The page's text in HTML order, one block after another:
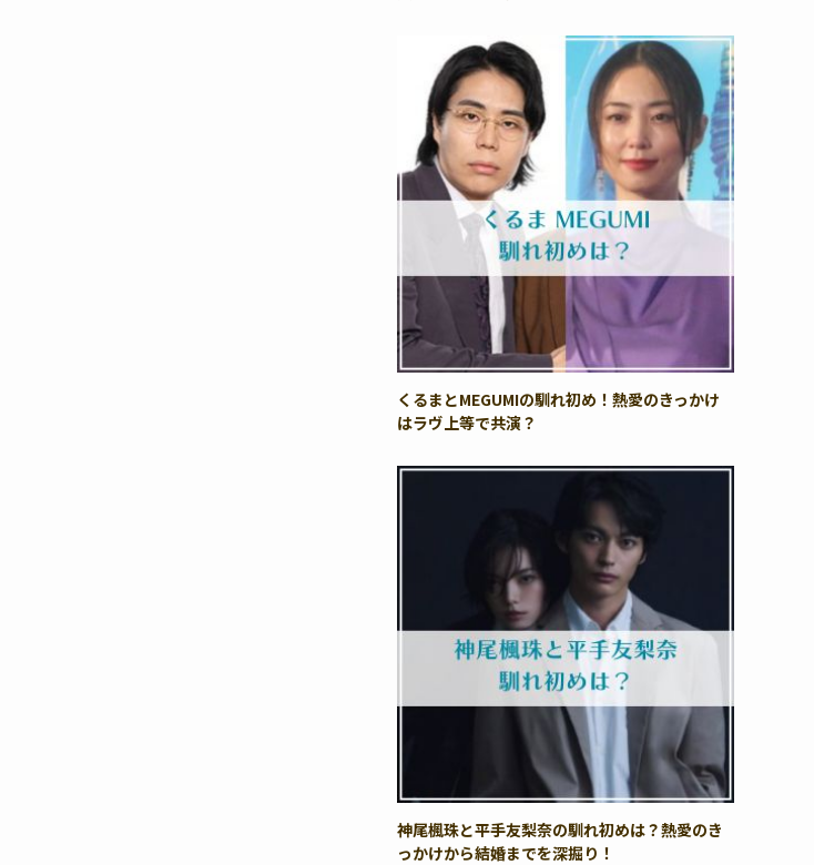
くるまとMEGUMIの馴れ初め！熱愛のきっかけ
はラヴ上等で共演？
神尾楓珠と平手友梨奈の馴れ初めは？熱愛のき
っかけから結婚までを深掘り！